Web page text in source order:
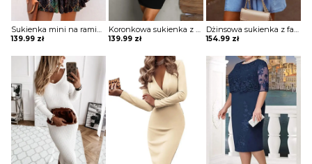
Sukienka mini na ramiączkach z wielokolorowym nadrukiem Gulmira
139.99 zł
Koronkowa sukienka z szydełkowej koronki colorblock Lavonia
139.99 zł
Dżinsowa sukienka z falbaną i marszczonymi rękawami Yuta
154.99 zł